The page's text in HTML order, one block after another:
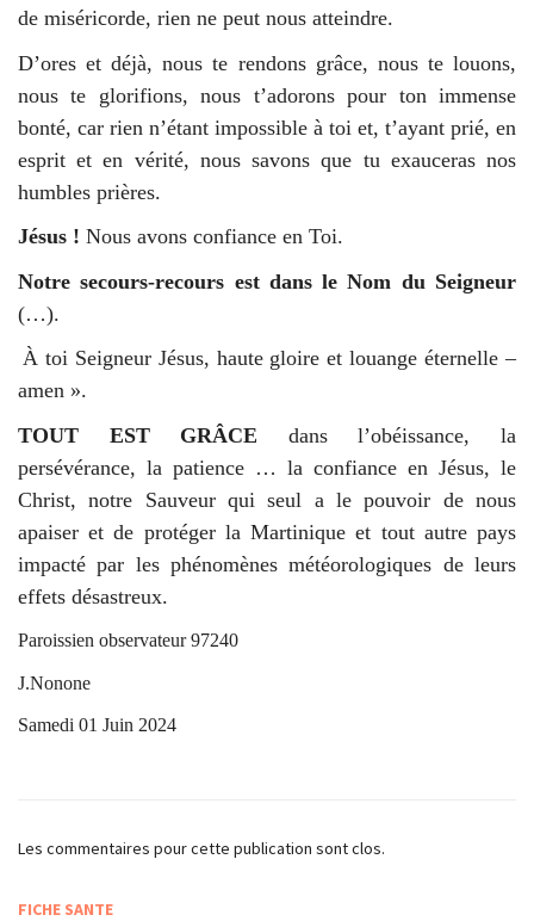
de miséricorde, rien ne peut nous atteindre.
D’ores et déjà, nous te rendons grâce, nous te louons,
nous te glorifions, nous t’adorons pour ton immense
bonté, car rien n’étant impossible à toi et, t’ayant prié, en
esprit et en vérité, nous savons que tu exauceras nos
humbles prières.
Jésus ! Nous avons confiance en Toi.
Notre secours-recours est dans le Nom du Seigneur
(…).
À toi Seigneur Jésus, haute gloire et louange éternelle –
amen ».
TOUT EST GRÂCE dans l’obéissance, la
persévérance, la patience … la confiance en Jésus, le
Christ, notre Sauveur qui seul a le pouvoir de nous
apaiser et de protéger la Martinique et tout autre pays
impacté par les phénomènes météorologiques de leurs
effets désastreux.
Paroissien observateur 97240
J.Nonone
Samedi 01 Juin 2024
Les commentaires pour cette publication sont clos.
FICHE SANTE